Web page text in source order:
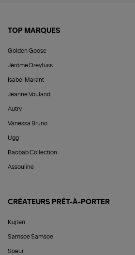
TOP MARQUES
Golden Goose
Jérôme Dreyfuss
Isabel Marant
Jeanne Vouland
Autry
Vanessa Bruno
Ugg
Baobab Collection
Assouline
CRÉATEURS PRÊT-À-PORTER
Kujten
Samsoe Samsoe
Soeur